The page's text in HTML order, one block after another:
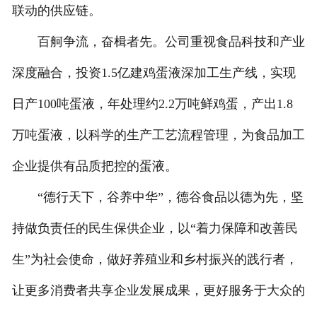
联动的供应链。
百舸争流，奋楫者先。公司重视食品科技和产业
深度融合，投资1.5亿建鸡蛋液深加工生产线，实现
日产100吨蛋液，年处理约2.2万吨鲜鸡蛋，产出1.8
万吨蛋液，以科学的生产工艺流程管理，为食品加工
企业提供有品质把控的蛋液。
“德行天下，谷养中华”，德谷食品以德为先，坚
持做负责任的民生保供企业，以“着力保障和改善民
生”为社会使命，做好养殖业和乡村振兴的践行者，
让更多消费者共享企业发展成果，更好服务于大众的